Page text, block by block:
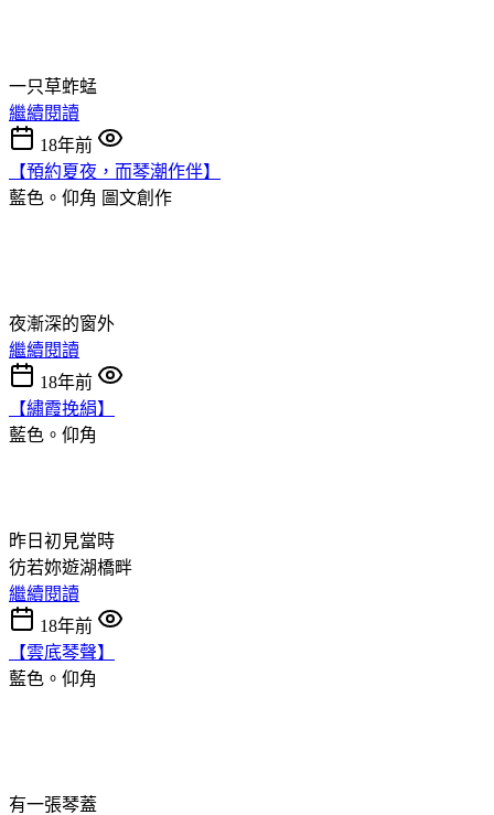
一只草蚱蜢
繼續閱讀
18年前
【預約夏夜，而琴潮作伴】
藍色。仰角 圖文創作
夜漸深的窗外
繼續閱讀
18年前
【繡霞挽絹】
藍色。仰角
昨日初見當時
彷若妳遊湖橋畔
繼續閱讀
18年前
【雲底琴聲】
藍色。仰角
有一張琴蓋